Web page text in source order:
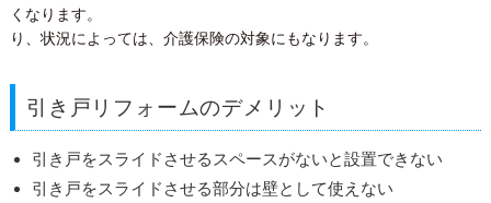
くなります。
り、状況によっては、介護保険の対象にもなります。
引き戸リフォームのデメリット
引き戸をスライドさせるスペースがないと設置できない
引き戸をスライドさせる部分は壁として使えない